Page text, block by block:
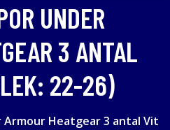
UNDER
3 ANTAL
22-26)
Heatgear 3 antal Vit